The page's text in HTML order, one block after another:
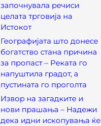
започнувала речиси
целата трговија на
Истокот
Географијата што донесе
богатство стана причина
за пропаст – Реката го
напуштила градот, а
пустината го проголта
Извор на загадките и
нови прашања – Надежи
дека идни ископувања ќе